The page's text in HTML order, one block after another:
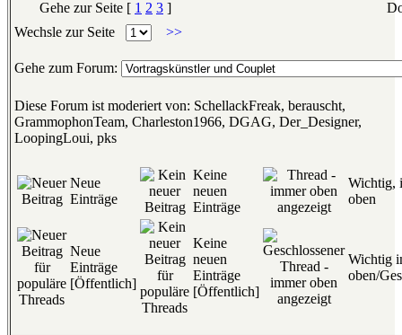
Gehe zur Seite [ 1 2 3 ]
Wechsle zur Seite
>>
Gehe zum Forum:
Diese Forum ist moderiert von: SchellackFreak, berauscht,
GrammophonTeam, Charleston1966, DGAG, Der_Designer,
LoopingLoui, pks
Neue
Einträge
Keine
neuen
Einträge
Wichtig,
oben
Neue
Einträge
[Öffentlich]
Keine
neuen
Einträge
[Öffentlich]
Wichtig
oben/